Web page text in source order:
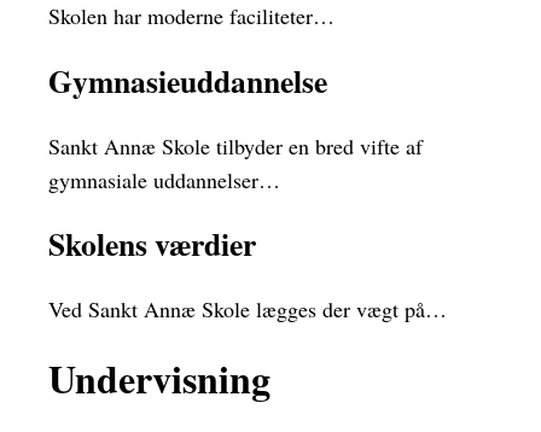
Skolen har moderne faciliteter…
Gymnasieuddannelse
Sankt Annæ Skole tilbyder en bred vifte af
gymnasiale uddannelser…
Skolens værdier
Ved Sankt Annæ Skole lægges der vægt på…
Undervisning